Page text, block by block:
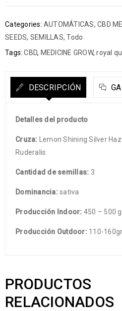
Categories: AUTOMÁTICAS, CBD
SEEDS, SEMILLAS,Todo
Tags: CBD, MEDICINE GROW,royal
DESCRIPCIÓN
Detalles del producto
Cruza:
Lemon Shining Silver
Ruderalis
Cantidad de semillas: 3
Dominancia: sativa
Producción Indoor: 450 – 500
Producción Outdoor: 110-
PRODUCTOS
RELACIONADOS